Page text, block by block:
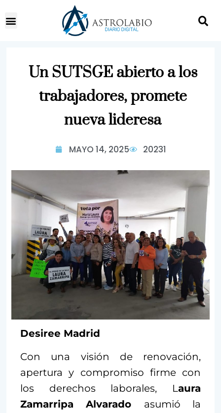
Un SUTSGE abierto a los
trabajadores, promete
nueva lideresa
MAYO 14, 2025 20231
Desiree Madrid
Con una visión de renovación,
apertura y compromiso firme con
los derechos laborales, Laura
Zamarripa Alvarado asumió la